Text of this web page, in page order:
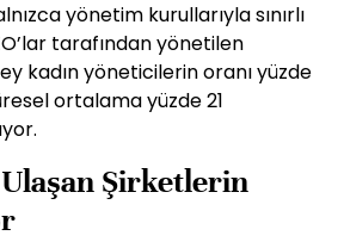
yönetim kurullarıyla sınırlı
tarafından yönetilen
kadın yöneticilerin oranı yüzde
ortalama yüzde 21
Şirketlerin